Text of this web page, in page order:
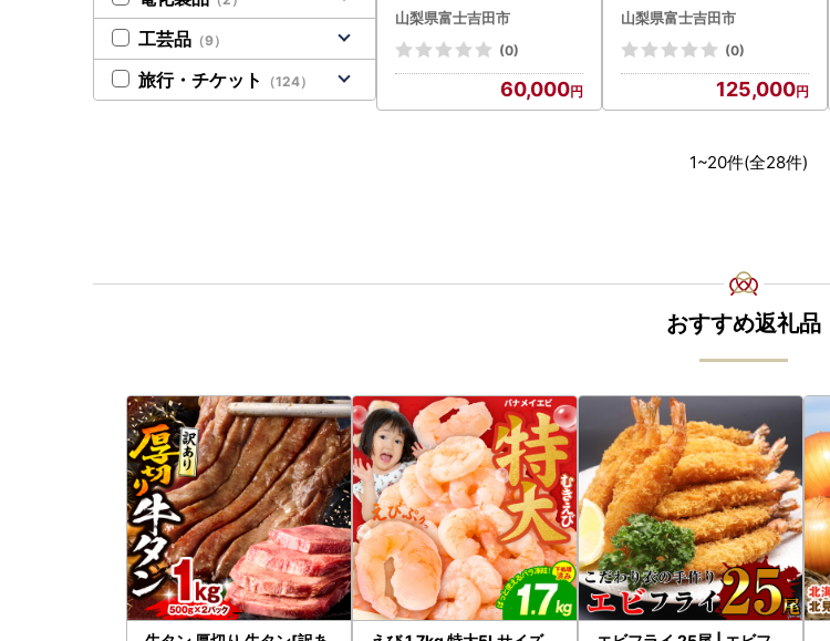
牛肉 食べ比べ 薄切り ジュ
ーシー 霜降り
山梨県富士吉田市
(0)
60,000
ーキ 焼き肉 すき焼き 富士
山麓牛
山梨県富士吉田市
(0)
125,000
1~20件(全28件)
工芸品 （9）
旅行・チケット （124）
おすすめ返礼品